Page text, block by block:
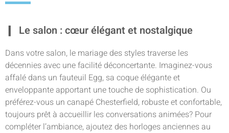
Le salon : cœur élégant et nostalgique
Dans votre salon, le mariage des styles traverse les
décennies avec une facilité déconcertante. Imaginez-vous
affalé dans un fauteuil Egg, sa coque élégante et
enveloppante apportant une touche de sophistication. Ou
préférez-vous un canapé Chesterfield, robuste et confortable,
toujours prêt à accueillir les conversations animées? Pour
compléter l’ambiance, ajoutez des horloges anciennes au